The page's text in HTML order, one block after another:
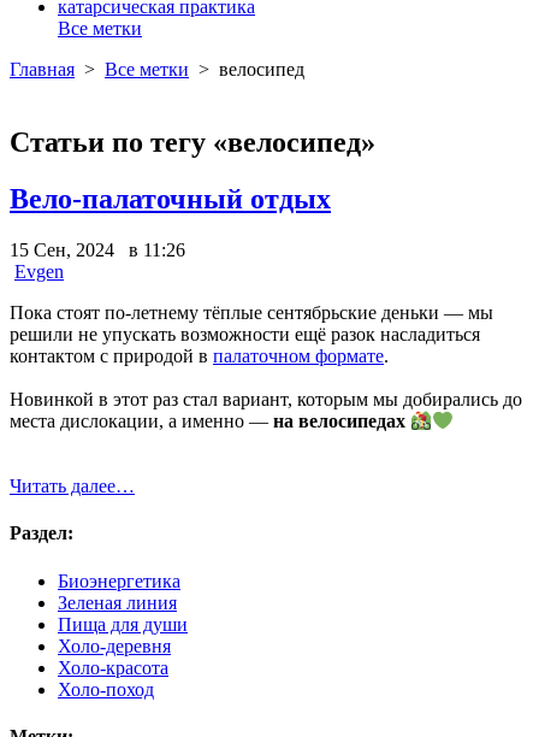
катарсическая практика
Все метки
Главная > Все метки > велосипед
Статьи по тегу «велосипед»
Вело-палаточный отдых
15 Сен, 2024 в 11:26
Evgen
Пока стоят по-летнему тёплые сентябрьские деньки — мы
решили не упускать возможности ещё разок насладиться
контактом с природой в палаточном формате.
Новинкой в этот раз стал вариант, которым мы добирались до
места дислокации, а именно — на велосипедах
Читать далее…
Раздел:
Биоэнергетика
Зеленая линия
Пища для души
Холо-деревня
Холо-красота
Холо-поход